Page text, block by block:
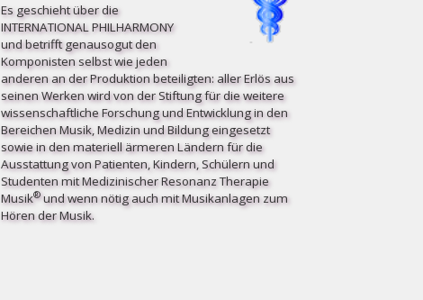
Es geschieht über die
INTERNATIONAL PHILHARMONY
und betrifft ge­nau­so­gut den
Komponisten selbst wie jeden
anderen an der Produktion beteiligten: aller Erlös aus
seinen Werken wird von der Stiftung für die weitere
wissenschaftliche Forschung und Entwicklung in den
Bereichen Musik, Medizin und Bildung eingesetzt
sowie in den materiell ärmeren Ländern für die
Ausstattung von Patienten, Kindern, Schülern und
Studenten mit Medizinischer Resonanz Therapie
Musik®und wenn nötig auch mit Musikanlagen zum
Hören der Musik.